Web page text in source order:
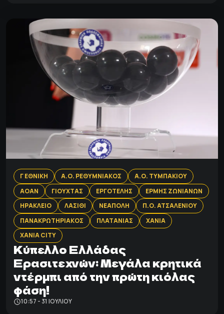
Γ ΕΘΝΙΚΗ Α.Ο. ΡΕΘΥΜΝΙΑΚΟΣ
Α.Ο. ΤΥΜΠΑΚΙΟΥ
ΑΟΑΝ
ΓΙΟΥΧΤΑΣ ΕΡΓΟΤΕΛΗΣ
ΕΡΜΗΣ ΖΩΝΙΑΝΩΝ
ΗΡΑΚΛΕΙΟ
ΛΑΣΙΘΙ ΝΕΑΠΟΛΗ
Π.Ο. ΑΤΣΑΛΕΝΙΟΥ
ΠΑΝΑΚΡΩΤΗΡΙΑΚΟΣ
ΠΛΑΤΑΝΙΑΣ
ΧΑΝΙΑ
ΧΑΝΙΑ CITY
Κύπελλο Ελλάδας
Ερασιτεχνών: Μεγάλα κρητικά
ντέρμπι από την πρώτη κιόλας
φάση!
10:57 - 31 ΙΟΥΛΊΟΥ